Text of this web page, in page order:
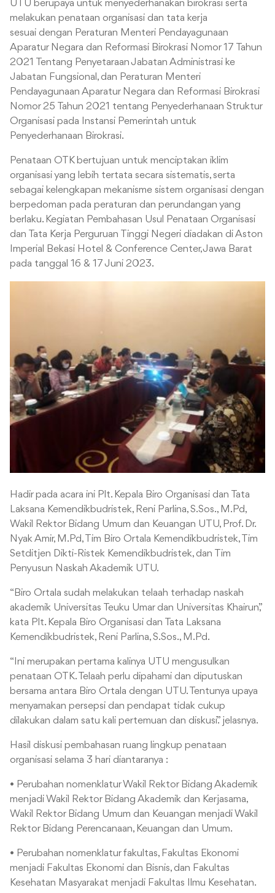
UTU berupaya untuk menyederhanakan birokrasi serta
melakukan penataan organisasi dan tata kerja
sesuai dengan Peraturan Menteri Pendayagunaan
Aparatur Negara dan Reformasi Birokrasi Nomor 17 Tahun
2021 Tentang Penyetaraan Jabatan Administrasi ke
Jabatan Fungsional, dan Peraturan Menteri
Pendayagunaan Aparatur Negara dan Reformasi Birokrasi
Nomor 25 Tahun 2021 tentang Penyederhanaan Struktur
Organisasi pada Instansi Pemerintah untuk
Penyederhanaan Birokrasi.
Penataan OTK bertujuan untuk menciptakan iklim
organisasi yang lebih tertata secara sistematis, serta
sebagai kelengkapan mekanisme sistem organisasi dengan
berpedoman pada peraturan dan perundangan yang
berlaku. Kegiatan Pembahasan Usul Penataan Organisasi
dan Tata Kerja Perguruan Tinggi Negeri diadakan di Aston
Imperial Bekasi Hotel & Conference Center, Jawa Barat
pada tanggal 16 & 17 Juni 2023.
Hadir pada acara ini Plt. Kepala Biro Organisasi dan Tata
Laksana Kemendikbudristek, Reni Parlina, S.Sos., M.Pd,
Wakil Rektor Bidang Umum dan Keuangan UTU, Prof. Dr.
Nyak Amir, M.Pd, Tim Biro Ortala Kemendikbudristek, Tim
Setditjen Dikti-Ristek Kemendikbudristek, dan Tim
Penyusun Naskah Akademik UTU.
“Biro Ortala sudah melakukan telaah terhadap naskah
akademik Universitas Teuku Umar dan Universitas Khairun,”
kata Plt. Kepala Biro Organisasi dan Tata Laksana
Kemendikbudristek, Reni Parlina, S.Sos., M.Pd.
“Ini merupakan pertama kalinya UTU mengusulkan
penataan OTK. Telaah perlu dipahami dan diputuskan
bersama antara Biro Ortala dengan UTU. Tentunya upaya
menyamakan persepsi dan pendapat tidak cukup
dilakukan dalam satu kali pertemuan dan diskusi.” jelasnya.
Hasil diskusi pembahasan ruang lingkup penataan
organisasi selama 3 hari diantaranya :
• Perubahan nomenklatur Wakil Rektor Bidang Akademik
menjadi Wakil Rektor Bidang Akademik dan Kerjasama,
Wakil Rektor Bidang Umum dan Keuangan menjadi Wakil
Rektor Bidang Perencanaan, Keuangan dan Umum.
• Perubahan nomenklatur fakultas, Fakultas Ekonomi
menjadi Fakultas Ekonomi dan Bisnis, dan Fakultas
Kesehatan Masyarakat menjadi Fakultas Ilmu Kesehatan.